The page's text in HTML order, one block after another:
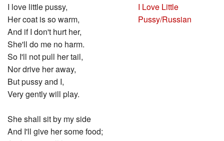
I love little pussy,
Her coat is so warm,
And if I don't hurt her,
She'll do me no harm.
So I'll not pull her tail,
Nor drive her away,
But pussy and I,
Very gently will play.
She shall sit by my side
And I'll give her some food;
I Love Little
Pussy/Russian